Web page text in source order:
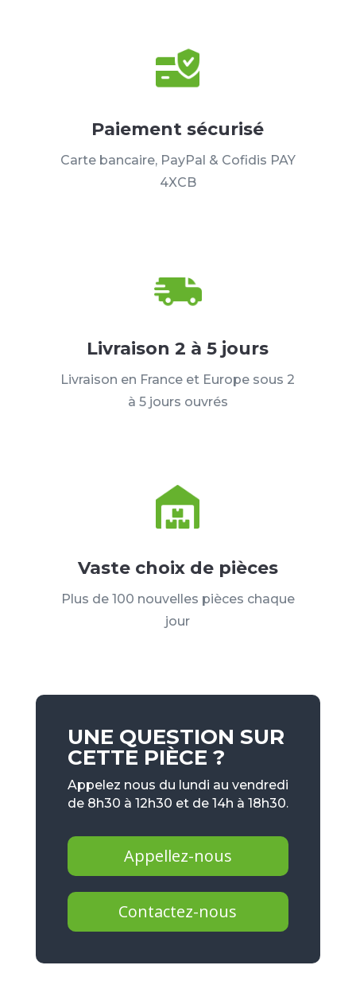
Paiement sécurisé
Carte bancaire, PayPal & Cofidis PAY
4XCB
Livraison 2 à 5 jours
Livraison en France et Europe sous 2
à 5 jours ouvrés
Vaste choix de pièces
Plus de 100 nouvelles pièces chaque
jour
UNE QUESTION SUR
CETTE PIÈCE ?
Appelez nous du lundi au vendredi
de 8h30 à 12h30 et de 14h à 18h30.
Appellez-nous
Contactez-nous